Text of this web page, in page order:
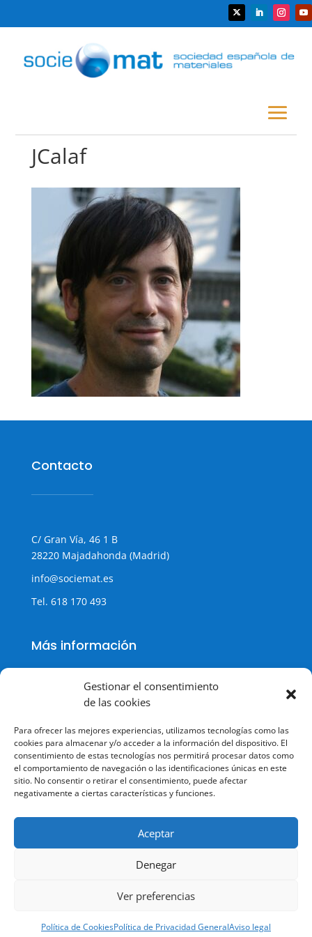
Gestionar el consentimiento
de las cookies
Para ofrecer las mejores experiencias, utilizamos tecnologías como las
cookies para almacenar y/o acceder a la información del dispositivo. El
consentimiento de estas tecnologías nos permitirá procesar datos como
el comportamiento de navegación o las identificaciones únicas en este
sitio. No consentir o retirar el consentimiento, puede afectar
negativamente a ciertas características y funciones.
Aceptar
Denegar
Ver preferencias
Política de CookiesPolítica de Privacidad GeneralAviso legal
JCalaf
Contacto
C/ Gran Vía, 46 1 B
28220 Majadahonda (Madrid)
info@sociemat.es
Tel. 618 170 493
Más información
Política de Privacidad
Aviso legal
Terminos y condiciones
© Todos los derechos reservados.